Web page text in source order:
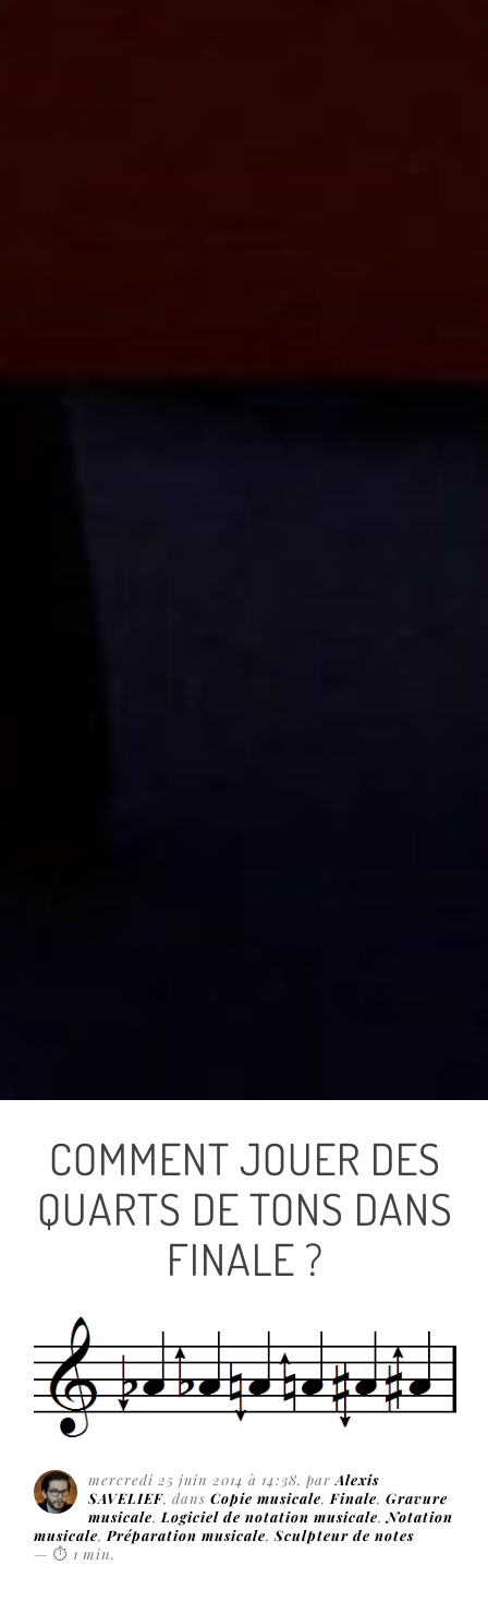
COMMENT JOUER DES
QUARTS DE TONS DANS
FINALE ?
mercredi 25 juin 2014 à 14:38, par Alexis
SAVELIEF, dans Copie musicale, Finale, Gravure
musicale, Logiciel de notation musicale,Notation
musicale, Préparation musicale, Sculpteur de notes
— ⏱ 1 min.